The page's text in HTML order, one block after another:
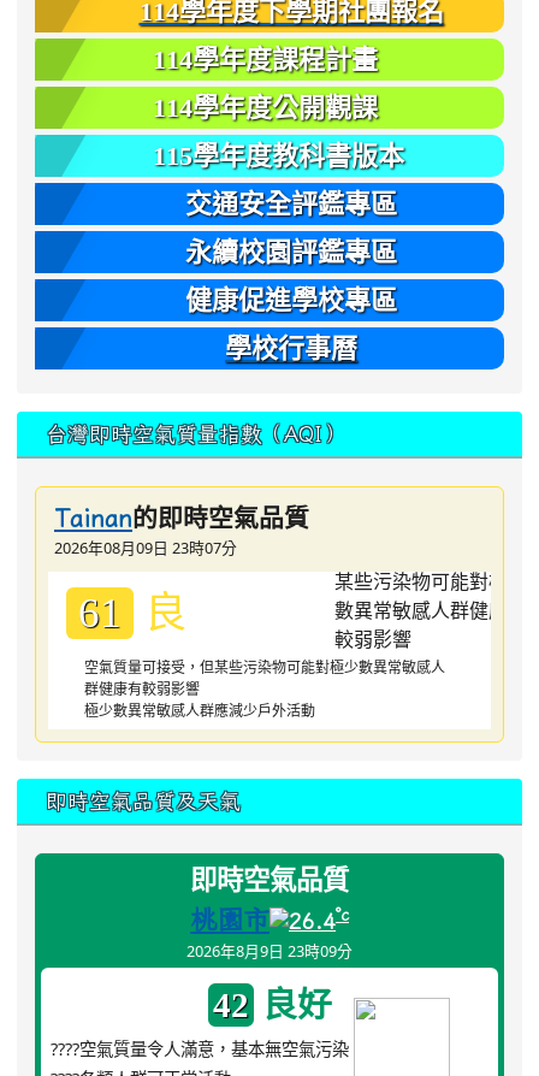
114學年度下學期社團報名
114學年度課程計畫
114學年度公開觀課
115學年度教科書版本
交通安全評鑑專區
永續校園評鑑專區
健康促進學校專區
學校行事曆
台灣即時空氣質量指數（AQI）
Tainan的即時空氣品質
2026年08月09日 23時07分
61 良
空氣質量可接受，但某些污染物可能對極少數異常敏感人
群健康有較弱影響
極少數異常敏感人群應減少戶外活動
即時空氣品質及天氣
即時空氣品質
桃園市 26.4°c
2026年8月9日 23時09分
42 良好
????空氣質量令人滿意，基本無空氣污染